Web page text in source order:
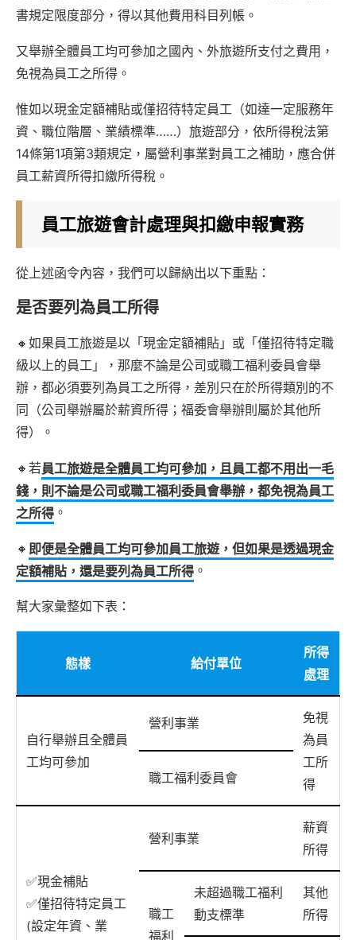
書規定限度部分，得以其他費用科目列帳。
又舉辦全體員工均可參加之國內、外旅遊所支付之費用，
免視為員工之所得。
惟如以現金定額補貼或僅招待特定員工（如達一定服務年
資、職位階層、業績標準……）旅遊部分，依所得稅法第
14條第1項第3類規定，屬營利事業對員工之補助，應合併
員工薪資所得扣繳所得稅。
員工旅遊會計處理與扣繳申報實務
從上述函令內容，我們可以歸納出以下重點：
是否要列為員工所得
🔸如果員工旅遊是以「現金定額補貼」或「僅招待特定職
級以上的員工」，那麼不論是公司或職工福利委員會舉
辦，都必須要列為員工之所得，差別只在於所得類別的不
同（公司舉辦屬於薪資所得；福委會舉辦則屬於其他所
得）。
🔸若員工旅遊是全體員工均可參加，且員工都不用出一毛
錢，則不論是公司或職工福利委員會舉辦，都免視為員工
之所得 。
🔸 即便是全體員工均可參加員工旅遊，但如果是透過現金
定額補貼，還是要列為員工所得 。
幫大家彙整如下表：
態樣 給付單位
所得
處理
自行舉辦且全體員
工均可參加
營利事業
免視
為員
工所
得
職工福利委員會
✅現金補貼
✅僅招待特定員工
(設定年資、業
營利事業
薪資
所得
職工
福利
未超過職工福利
動支標準
其他
所得